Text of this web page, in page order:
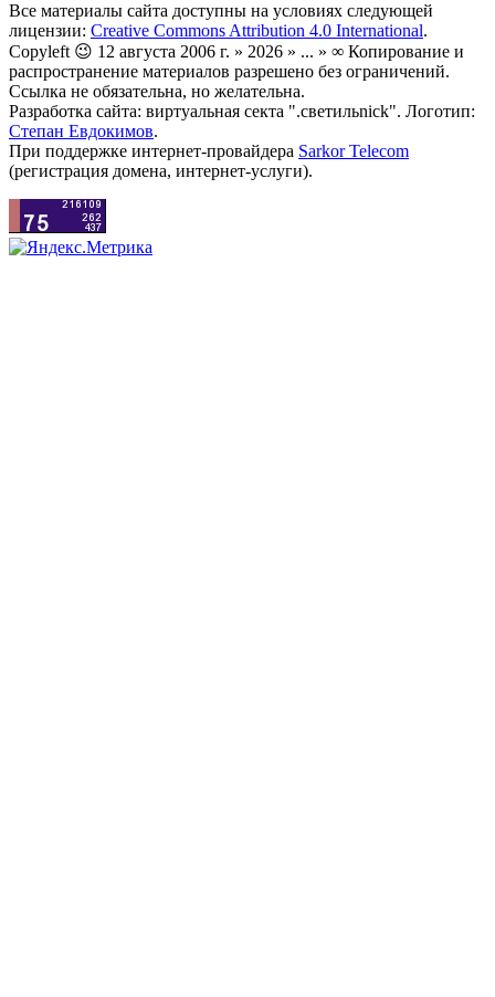
Все материалы сайта доступны на условиях следующей
лицензии: Creative Commons Attribution 4.0 International.
Copyleft 😉 12 августа 2006 г. » 2026 » ... » ∞ Копирование и
распространение материалов разрешено без ограничений.
Ссылка не обязательна, но желательна.
Разработка сайта: виртуальная секта ".светильnick". Логотип:
Степан Евдокимов.
При поддержке интернет-провайдера Sarkor Telecom
(регистрация домена, интернет-услуги).